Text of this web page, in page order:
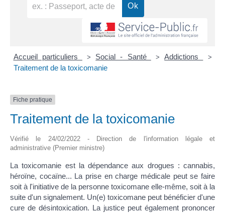
Accueil particuliers > Social - Santé > Addictions >
Traitement de la toxicomanie
Fiche pratique
Traitement de la toxicomanie
Vérifié le 24/02/2022 - Direction de l'information légale et
administrative (Premier ministre)
La toxicomanie est la dépendance aux drogues : cannabis,
héroïne, cocaïne... La prise en charge médicale peut se faire
soit à l'initiative de la personne toxicomane elle-même, soit à la
suite d'un signalement. Un(e) toxicomane peut bénéficier d'une
cure de désintoxication. La justice peut également prononcer